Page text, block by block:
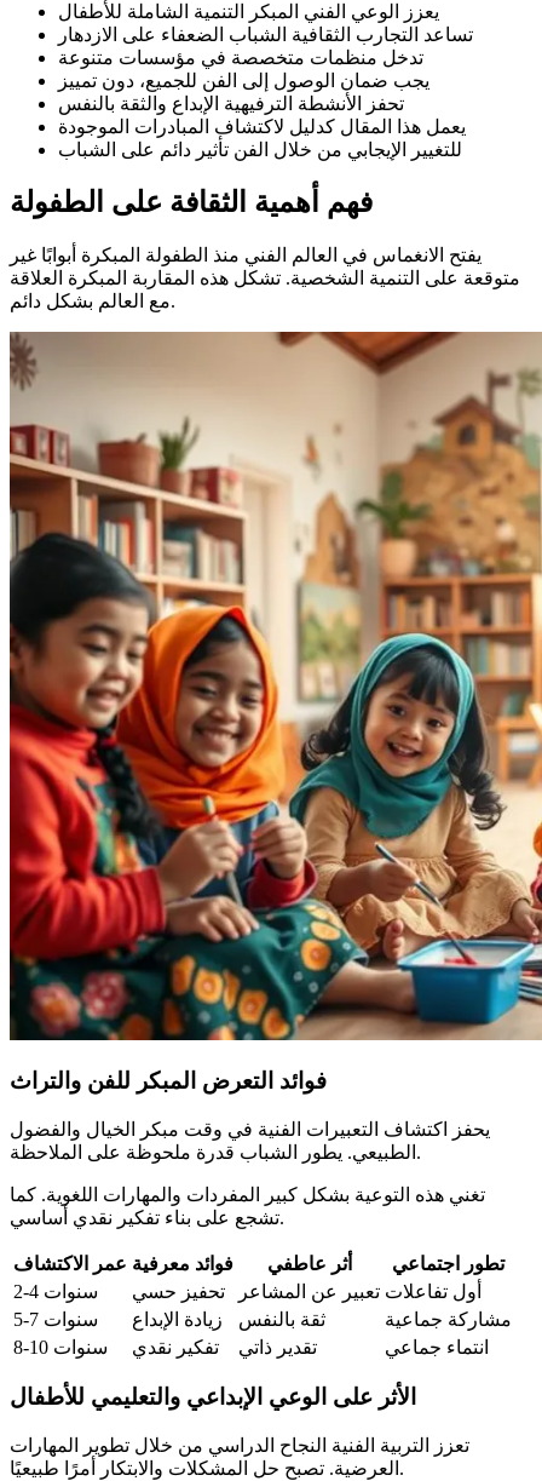
يعزز الوعي الفني المبكر التنمية الشاملة للأطفال
تساعد التجارب الثقافية الشباب الضعفاء على الازدهار
تدخل منظمات متخصصة في مؤسسات متنوعة
يجب ضمان الوصول إلى الفن للجميع، دون تمييز
تحفز الأنشطة الترفيهية الإبداع والثقة بالنفس
يعمل هذا المقال كدليل لاكتشاف المبادرات الموجودة
للتغيير الإيجابي من خلال الفن تأثير دائم على الشباب
فهم أهمية الثقافة على الطفولة
يفتح الانغماس في العالم الفني منذ الطفولة المبكرة أبوابًا غير
متوقعة على التنمية الشخصية. تشكل هذه المقاربة المبكرة العلاقة
مع العالم بشكل دائم.
فوائد التعرض المبكر للفن والتراث
يحفز اكتشاف التعبيرات الفنية في وقت مبكر الخيال والفضول
الطبيعي. يطور الشباب قدرة ملحوظة على الملاحظة.
تغني هذه التوعية بشكل كبير المفردات والمهارات اللغوية. كما
تشجع على بناء تفكير نقدي أساسي.
عمر الاكتشاف فوائد معرفية أثر عاطفي
تطور اجتماعي
2-4 سنوات
تحفيز حسي تعبير عن المشاعر أول تفاعلات
5-7 سنوات
زيادة الإبداع ثقة بالنفس
مشاركة جماعية
8-10 سنوات
تفكير نقدي تقدير ذاتي انتماء جماعي
الأثر على الوعي الإبداعي والتعليمي للأطفال
تعزز التربية الفنية النجاح الدراسي من خلال تطوير المهارات
العرضية. تصبح حل المشكلات والابتكار أمرًا طبيعيًا.